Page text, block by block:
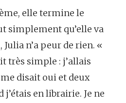
elle termine le
simplement qu’elle va
n’a peur de rien. «
très simple : j’allais
disait oui et deux
j’étais en librairie. Je ne